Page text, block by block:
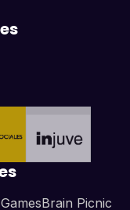
Brain Picnic